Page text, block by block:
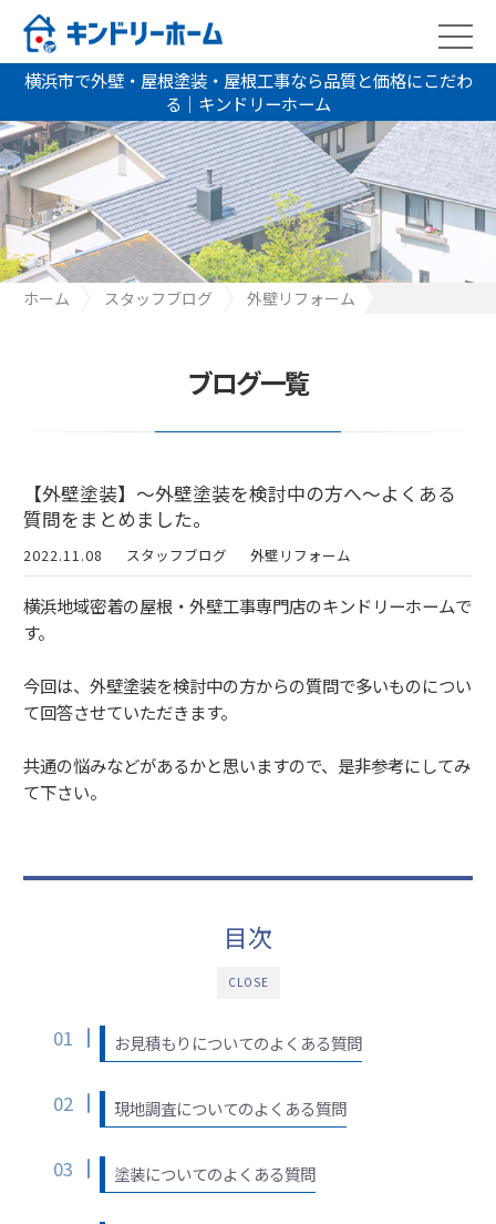
横浜市で外壁・屋根塗装・屋根工事なら品質と価格にこだわ
る｜キンドリーホーム
ホーム スタッフブログ
外壁リフォーム
ブログ一覧
【外壁塗装】～外壁塗装を検討中の方へ～よくある
質問をまとめました。
2022.11.08 スタッフブログ 外壁リフォーム
横浜地域密着の屋根・外壁工事専門店のキンドリーホームで
す。
今回は、外壁塗装を検討中の方からの質問で多いものについ
て回答させていただきます。
共通の悩みなどがあるかと思いますので、是非参考にしてみ
て下さい。
CLOSE
目次
お見積もりについてのよくある質問
現地調査についてのよくある質問
塗装についてのよくある質問